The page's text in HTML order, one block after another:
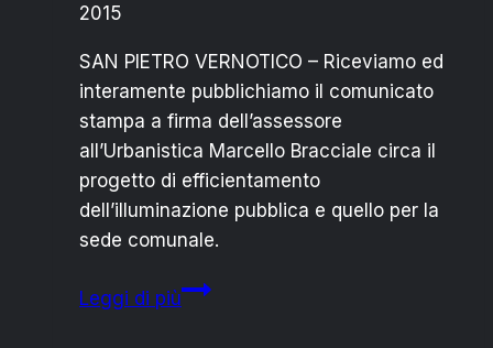
2015
SAN PIETRO VERNOTICO – Riceviamo ed
interamente pubblichiamo il comunicato
stampa a firma dell’assessore
all’Urbanistica Marcello Bracciale circa il
progetto di efficientamento
dell’illuminazione pubblica e quello per la
sede comunale.
Leggi di piùSan